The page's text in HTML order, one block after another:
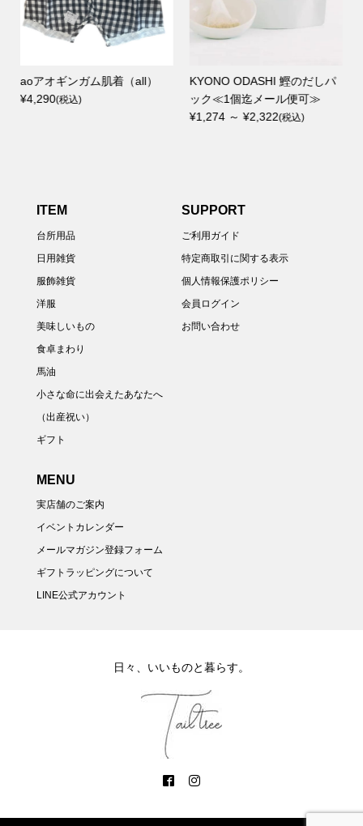
KYONO ODASHI 鰹のだしパ
ック≪1個迄メール便可≫
Lino e Lina（リーノ エ リー
ナ）リネン100%キッチンク
ロス トナリテ
ITEM
台所用品
日用雑貨
服飾雑貨
洋服
美味しいもの
食卓まわり
馬油
小さな命に出会えたあなたへ
（出産祝い）
ギフト
SUPPORT
ご利用ガイド
特定商取引に関する表示
個人情報保護ポリシー
会員ログイン
お問い合わせ
MENU
実店舗のご案内
イベントカレンダー
メールマガジン登録フォーム
ギフトラッピングについて
LINE公式アカウント
日々、いいものと暮らす。